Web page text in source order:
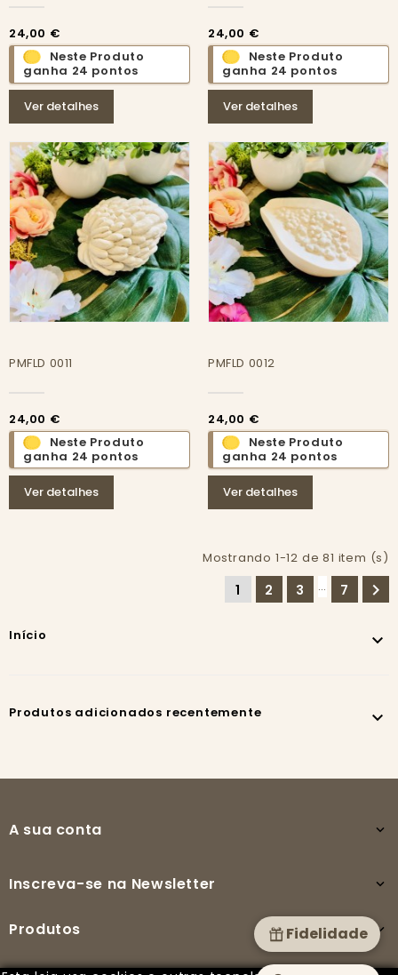
24,00 €
Neste Produto
ganha 24 pontos
Ver detalhes
24,00 €
Neste Produto
ganha 24 pontos
Ver detalhes
PMFLD 0011
24,00 €
Neste Produto
ganha 24 pontos
Ver detalhes
PMFLD 0012
24,00 €
Neste Produto
ganha 24 pontos
Ver detalhes
Mostrando 1-12 de 81 item (s)
1 2 3 … 7 
Início 
Produtos adicionados recentemente 
A sua conta 
Inscreva-se na Newsletter 
Produtos 
Fidelidade